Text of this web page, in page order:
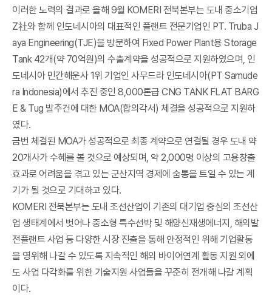
이러한 노력의 결과로 올해 9월 KOMERI 전북본부는 도내 중소기업
Z社와 함께 인도네시아의 대표적인 플랜트 전문기업인 PT. Truba J
aya Engineering(TJE)을 방문하여 Fixed Power Plant용 Storage
Tank 42개(약 70억원)의 수출계약을 성공적으로 지원하였으며, 인
도네시아 민간해운사 1위 기업인 사무드라 인도네시아(PT Samude
ra Indonesia)에서 추진 중인 8,000톤급 CNG TANK FLAT BARG
E & Tug 발주건에 대한 MOA(합의각서) 체결을 성공적으로 지원하
였다.
금번 체결된 MOA가 성공적으로 최종 계약으로 연결될 경우 도내 약
20개사가 수혜를 볼 것으로 예상되며, 약 2,000명 이상의 고용창출
효과로 어려움을 겪고 있는 군산지역 경제에 숨통을 트일 수 있는 계
기가 될 것으로 기대하고 있다.
KOMERI 전북본부는 도내 조선산업이 기존의 대기업 중심의 조선산
업 생태계에서 벗어나 중소형 특수선박 및 해양신재생에너지, 해외발
전플랜트 사업 등 다양한 시장 진출을 통해 안정적인 위해 기업활동
을 영위해 나갈 수 있도록 지속적인 해외 바이어연계 활동 지원 외에
도 사업 다각화를 위한 기술지원 사업들을 꾸준히 전개해 나갈 계획
이다.